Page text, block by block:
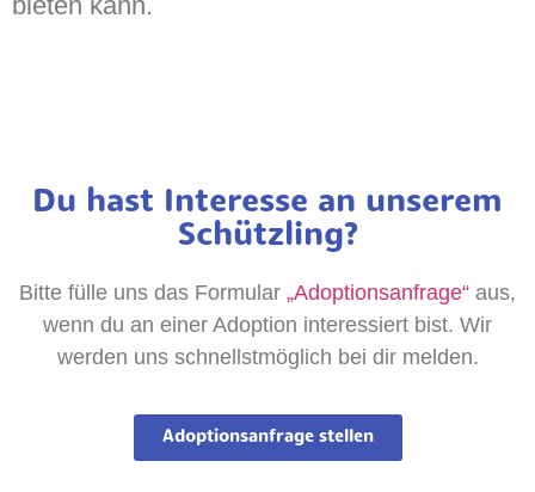
Du hast Interesse an unserem
Schützling?
Bitte fülle uns das Formular „Adoptionsanfrage“ aus,
wenn du an einer Adoption interessiert bist. Wir
werden uns schnellstmöglich bei dir melden.
Adoptionsanfrage stellen